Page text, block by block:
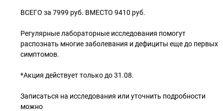
ВСЕГО за 7999 руб. ВМЕСТО 9410 руб.
Регулярные лабораторные исследования помогут
распознать многие заболевания и дефициты еще до первых
симптомов.
*Акция действует только до 31.08.
Записаться на исследования или уточнить подробности
можно